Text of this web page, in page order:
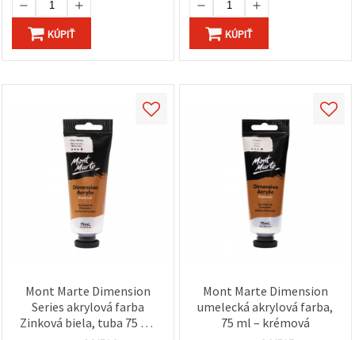
KÚPIŤ KÚPIŤ
Mont Marte Dimension
Series akrylová farba
Zinková biela, tuba 75 ml
Mont Marte Dimension
umelecká akrylová farba,
75 ml – krémová